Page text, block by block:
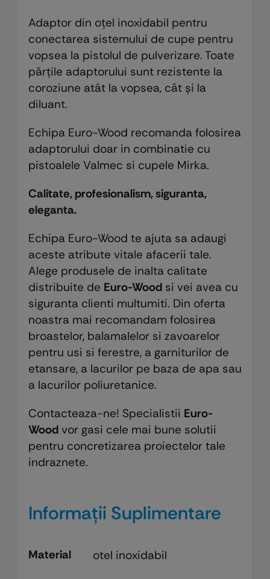
Adaptor din oțel inoxidabil pentru
conectarea sistemului de cupe pentru
vopsea la pistolul de pulverizare. Toate
părțile adaptorului sunt rezistente la
coroziune atât la vopsea, cât și la
diluant.
Echipa Euro-Wood recomanda folosirea
adaptorului doar in combinatie cu
pistoalele Valmec si cupele Mirka.
Calitate, profesionalism, siguranta,
eleganta.
Echipa Euro-Wood te ajuta sa adaugi
aceste atribute vitale afacerii tale.
Alege produsele de inalta calitate
distribuite de Euro-Woodsi vei avea cu
siguranta clienti multumiti. Din oferta
noastra mai recomandam folosirea
broastelor, balamalelor si zavoarelor
pentru usi si ferestre, a garniturilor de
etansare, a lacurilor pe baza de apa sau
a lacurilor poliuretanice.
Contacteaza-ne! Specialistii Euro-
Woodvor gasi cele mai bune solutii
pentru concretizarea proiectelor tale
indraznete.
Informații Suplimentare
Material otel inoxidabil